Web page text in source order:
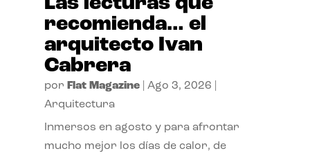
recomienda… el
arquitecto Ivan
Cabrera
por Flat Magazine| Ago 3, 2026
Arquitectura
Inmersos en agosto y para afrontar
mucho mejor los días de calor, de